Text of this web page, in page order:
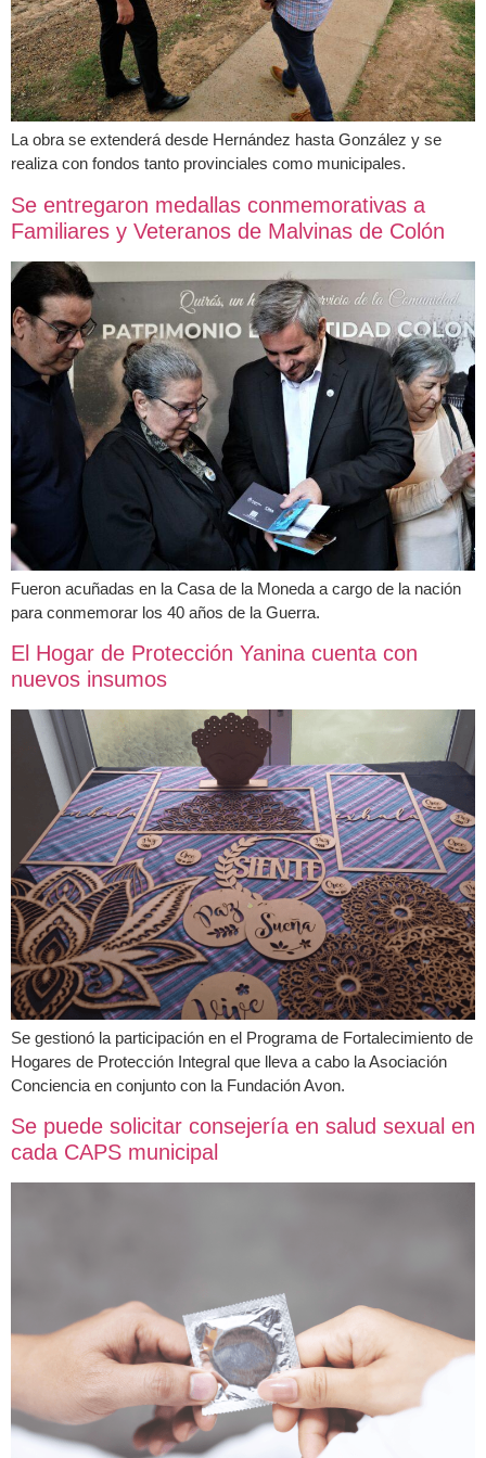
La obra se extenderá desde Hernández hasta González y se
realiza con fondos tanto provinciales como municipales.
Se entregaron medallas conmemorativas a
Familiares y Veteranos de Malvinas de Colón
Fueron acuñadas en la Casa de la Moneda a cargo de la nación
para conmemorar los 40 años de la Guerra.
El Hogar de Protección Yanina cuenta con
nuevos insumos
Se gestionó la participación en el Programa de Fortalecimiento de
Hogares de Protección Integral que lleva a cabo la Asociación
Conciencia en conjunto con la Fundación Avon.
Se puede solicitar consejería en salud sexual en
cada CAPS municipal